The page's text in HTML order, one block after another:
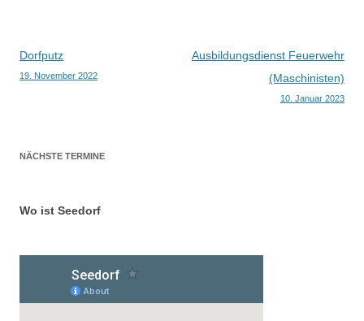
Beitragsnavigation
Dorfputz
19. November 2022
Ausbildungsdienst Feuerwehr
(Maschinisten)
10. Januar 2023
NÄCHSTE TERMINE
Wo ist Seedorf